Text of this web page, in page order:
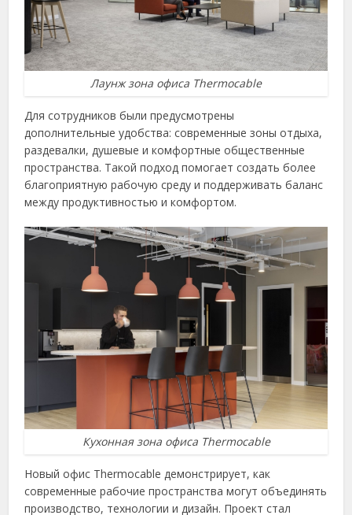
Лаунж зона офиса Thermocable
Для сотрудников были предусмотрены
дополнительные удобства: современные зоны отдыха,
раздевалки, душевые и комфортные общественные
пространства. Такой подход помогает создать более
благоприятную рабочую среду и поддерживать баланс
между продуктивностью и комфортом.
Кухонная зона офиса Thermocable
Новый офис Thermocable демонстрирует, как
современные рабочие пространства могут объединять
производство, технологии и дизайн. Проект стал